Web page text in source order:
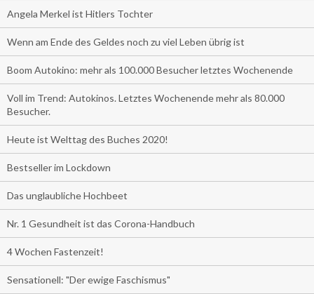
Angela Merkel ist Hitlers Tochter
Wenn am Ende des Geldes noch zu viel Leben übrig ist
Boom Autokino: mehr als 100.000 Besucher letztes Wochenende
Voll im Trend: Autokinos. Letztes Wochenende mehr als 80.000
Besucher.
Heute ist Welttag des Buches 2020!
Bestseller im Lockdown
Das unglaubliche Hochbeet
Nr. 1 Gesundheit ist das Corona-Handbuch
4 Wochen Fastenzeit!
Sensationell: "Der ewige Faschismus"